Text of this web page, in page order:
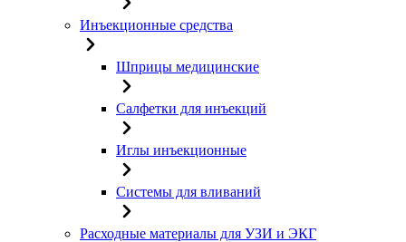
Инъекционные средства
Шприцы медицинские
Салфетки для инъекций
Иглы инъекционные
Системы для вливаний
Расходные материалы для УЗИ и ЭКГ